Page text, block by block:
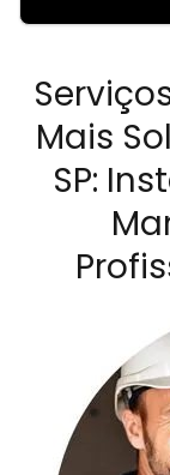
Mais
SP: